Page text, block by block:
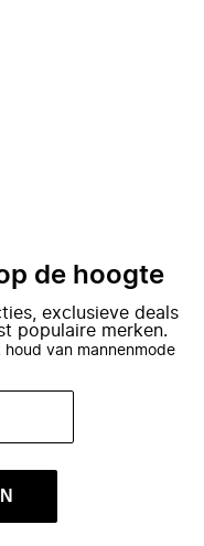
de hoogte
exclusieve deals
populaire merken.
houd van mannenmode